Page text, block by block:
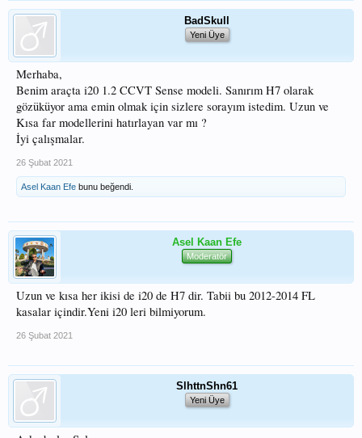
BadSkull
Yeni Üye
Merhaba,
Benim araçta i20 1.2 CCVT Sense modeli. Sanırım H7 olarak
gözüküyor ama emin olmak için sizlere sorayım istedim. Uzun ve
Kısa far modellerini hatırlayan var mı ?
İyi çalışmalar.
26 Şubat 2021
Asel Kaan Efe bunu beğendi.
Asel Kaan Efe
Moderatör
Uzun ve kısa her ikisi de i20 de H7 dir. Tabii bu 2012-2014 FL
kasalar içindir.Yeni i20 leri bilmiyorum.
26 Şubat 2021
SlhttnShn61
Yeni Üye